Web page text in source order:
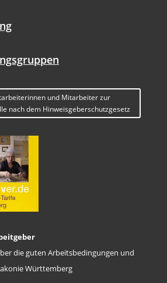
und Mitarbeiter zur
nach dem Hinweisgeberschutzgesetz
die guten Arbeitsbedingungen und
Württemberg